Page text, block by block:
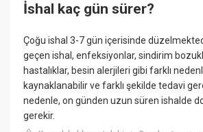
İshal kaç gün sürer?
Çoğu ishal 3-7 gün içerisinde
geçen ishal, enfeksiyonlar, sindirim
hastalıklar, besin alerjileri gibi farklı
kaynaklanabilir ve farklı şekilde tedavi
nedenle, on günden uzun süren ishalde
gerekir.